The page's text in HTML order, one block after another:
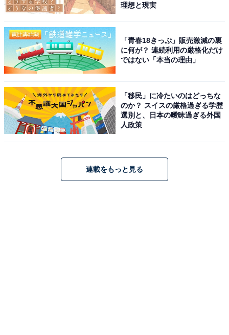
【Amazon.co.jp限定】 ロジクール MX MASTER3s アド
Bluetooth Unifying非対応 8000dpi 高速スクロールホイ
ール USB-C 充電式 無線 MX2300 グラファイト 国内正規
品 ※Amazon.co.jp限定 壁紙ダウンロード付き
Amazonで見る
ロジクール「M750MGR」
理想と現実
「青春18きっぷ」販売激減の裏
に何が？ 連続利用の厳格化だけ
ではない「本当の理由」
「移民」に冷たいのはどっちな
のか？ スイスの厳格過ぎる学歴
選別と、日本の曖昧過ぎる外国
人政策
連載をもっと見る